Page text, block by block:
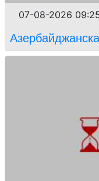
07-08-2026